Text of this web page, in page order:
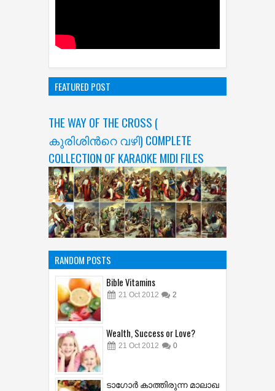
FEATURED POST
THE WAY OF THE CROSS (
കുരിശിന്‍റെ വഴി) COMPLETE
COLLECTION OF KARAOKE MIDI FILES
RANDOM POSTS
Bible Vitamins
21 Oct 2012 2
Wealth, Success or Love?
21 Oct 2012 0
ടാഗോർ കാത്തിരുന്ന മാലാഖ